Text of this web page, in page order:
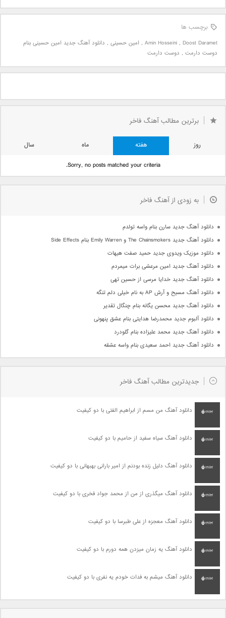
برچسب ها
Amin Hosseini , Doost Daramet
, امین حسینی , دانلود آهنگ جدید امین حسینی بنام
دوست دارمت , دوست دارمت
برترین مطالب آهنگ فاخر
روز هفته ماه
سال
Sorry, no posts matched your criteria.
به زودی از آهنگ فاخر
دانلود آهنگ جدید سارن بنام واسه تولدم
دانلود آهنگ جدید The Chainsmokers و Emily Warren بنام Side Effects
دانلود موزیک ویدوی جدید حمید صفت هیهات
دانلود آهنگ جدید امین مرعشی برات میمردم
دانلود آهنگ جدید خدایا مرسی از حسین تهی
دانلود آهنگ مسیح و آرش AP به نام خیلی دلم تنگه
دانلود آهنگ جدید محسن یگانه بنام چنگال تقدیر
دانلود آلبوم جدید محمدرضا هدایتی بنام عشق پنهونی
دانلود آهنگ جدید محمد علیزاده بنام گلودرد
دانلود آهنگ جدید احمد سعیدی بنام واسه عشقه
جدیدترین مطالب آهنگ فاخر
دانلود آهنگ من مسم از ابراهیم الفتی با دو کیفیت
دانلود آهنگ سیاه سفید از حامیم با دو کیفیت
دانلود آهنگ دلیل زنده بودنم از امیر بارانی بهبهانی با دو کیفیت
دانلود آهنگ میگذری از من از محمد جواد فخری با دو کیفیت
دانلود آهنگ معجزه از علی طبرسا با دو کیفیت
دانلود آهنگ یه زمان میزدن همه دورم با دو کیفیت
دانلود آهنگ میشم به فدات خودم یه نفری با دو کیفیت